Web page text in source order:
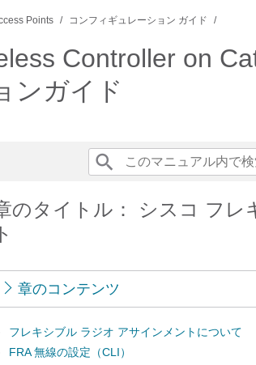
Points コンフィギュレーション ガイド
Controller on
ンガイド
のタイトル： シスコ フレ
ト
章のコンテンツ
フレキシブル ラジオ アサインメントについて
FRA 無線の設定（CLI）